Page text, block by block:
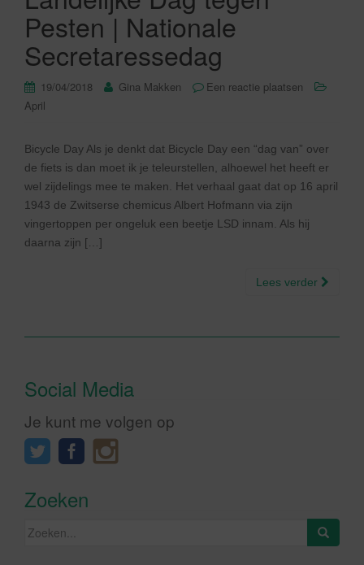
Pesten | Nationale
Secretaressedag
19/04/2018 Gina Makken
Een reactie plaatsen
April
Bicycle Day Als je denkt dat Bicycle Day een “dag van” over
de fiets is dan moet ik je teleurstellen, alhoewel het heeft er
wel zijdelings mee te maken. Het verhaal gaat dat op 16 april
1943 de Zwitserse chemicus Albert Hofmann via zijn
vingertoppen per ongeluk een beetje LSD innam. Als hij
daarna zijn […]
Lees verder
Social Media
Je kunt me volgen op
Zoeken
Zoeken